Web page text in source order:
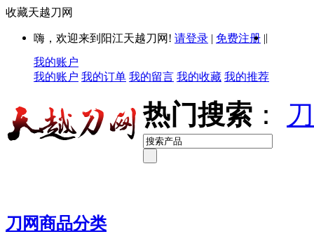
收藏天越刀网
嗨，欢迎来到阳江天越刀网! 请登录 | 免费注册 ||
我的账户
我的账户 我的订单 我的留言 我的收藏 我的推荐
热门搜索 ：
刀网商品分类